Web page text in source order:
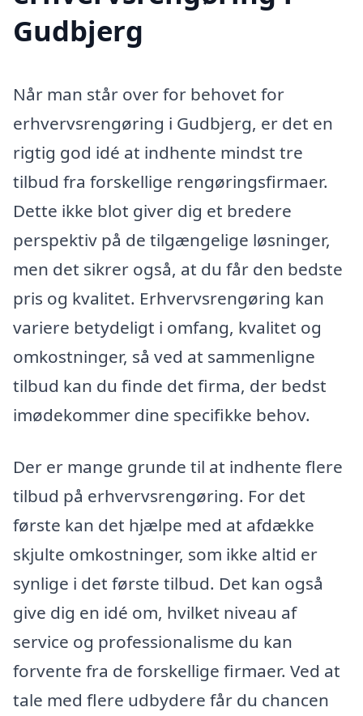
Gudbjerg
Når man står over for behovet for
erhvervsrengøring i Gudbjerg, er det en
rigtig god idé at indhente mindst tre
tilbud fra forskellige rengøringsfirmaer.
Dette ikke blot giver dig et bredere
perspektiv på de tilgængelige løsninger,
men det sikrer også, at du får den bedste
pris og kvalitet. Erhvervsrengøring kan
variere betydeligt i omfang, kvalitet og
omkostninger, så ved at sammenligne
tilbud kan du finde det firma, der bedst
imødekommer dine specifikke behov.
Der er mange grunde til at indhente flere
tilbud på erhvervsrengøring. For det
første kan det hjælpe med at afdække
skjulte omkostninger, som ikke altid er
synlige i det første tilbud. Det kan også
give dig en idé om, hvilket niveau af
service og professionalisme du kan
forvente fra de forskellige firmaer. Ved at
tale med flere udbydere får du chancen